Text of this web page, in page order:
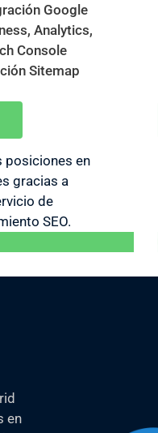
Google
Analytics,
Console
Sitemap
posiciones en
gracias a
de
SEO.
en